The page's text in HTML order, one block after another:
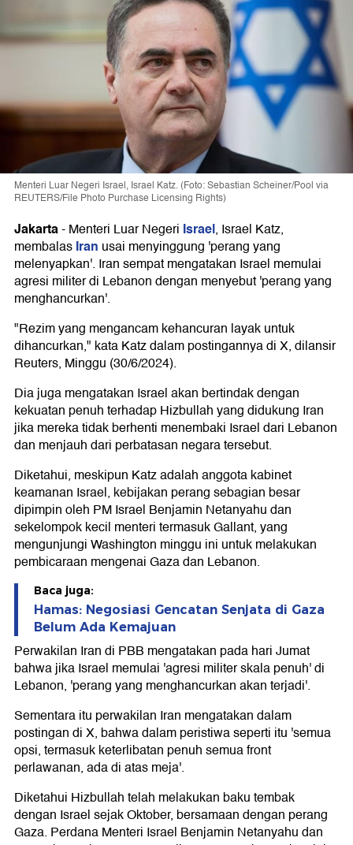
Menteri Luar Negeri Israel, Israel Katz. (Foto: Sebastian Scheiner/Pool via
REUTERS/File Photo Purchase Licensing Rights)
Jakarta-Menteri Luar Negeri Israel, Israel Katz,
membalasIran usai menyinggung 'perang yang
melenyapkan'. Iran sempat mengatakan Israel memulai
agresi militer di Lebanon dengan menyebut 'perang yang
menghancurkan'.
"Rezim yang mengancam kehancuran layak untuk
dihancurkan," kata Katz dalam postingannya di X, dilansir
Reuters, Minggu (30/6/2024).
Dia juga mengatakan Israel akan bertindak dengan
kekuatan penuh terhadap Hizbullah yang didukung Iran
jika mereka tidak berhenti menembaki Israel dari Lebanon
dan menjauh dari perbatasan negara tersebut.
Diketahui, meskipun Katz adalah anggota kabinet
keamanan Israel, kebijakan perang sebagian besar
dipimpin oleh PM Israel Benjamin Netanyahu dan
sekelompok kecil menteri termasuk Gallant, yang
mengunjungi Washington minggu ini untuk melakukan
pembicaraan mengenai Gaza dan Lebanon.
Baca juga:
Hamas: Negosiasi Gencatan Senjata di Gaza
Belum Ada Kemajuan
Perwakilan Iran di PBB mengatakan pada hari Jumat
bahwa jika Israel memulai 'agresi militer skala penuh' di
Lebanon, 'perang yang menghancurkan akan terjadi'.
Sementara itu perwakilan Iran mengatakan dalam
postingan di X, bahwa dalam peristiwa seperti itu 'semua
opsi, termasuk keterlibatan penuh semua front
perlawanan, ada di atas meja'.
Diketahui Hizbullah telah melakukan baku tembak
dengan Israel sejak Oktober, bersamaan dengan perang
Gaza. Perdana Menteri Israel Benjamin Netanyahu dan